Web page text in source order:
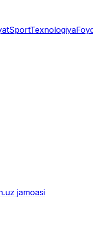
SportTexnologiya
jamoasi